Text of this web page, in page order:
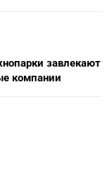
завлекают
компании